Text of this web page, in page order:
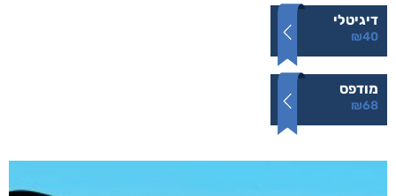
דיגיטלי
₪40
מודפס
₪68